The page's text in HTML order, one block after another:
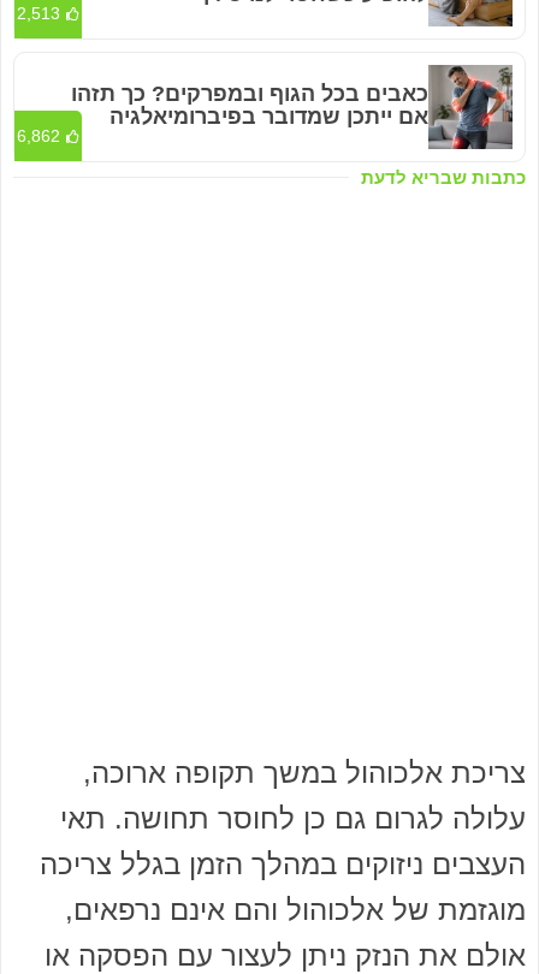
כתבות שבריא לדעת
2,513
כאבים בכל הגוף ובמפרקים? כך תזהו
אם ייתכן שמדובר בפיברומיאלגיה
6,862
צריכת אלכוהול במשך תקופה ארוכה,
עלולה לגרום גם כן לחוסר תחושה. תאי
העצבים ניזוקים במהלך הזמן בגלל צריכה
מוגזמת של אלכוהול והם אינם נרפאים,
אולם את הנזק ניתן לעצור עם הפסקה או